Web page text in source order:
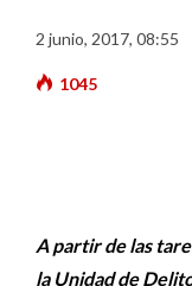
2 junio, 2017, 08:55
1045
A partir de las
la Unidad de